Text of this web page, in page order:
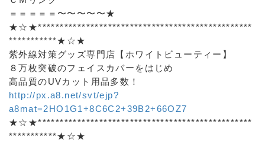
＝＝＝＝＝〜〜〜〜〜★
★☆★*************************************************
***********★☆★
紫外線対策グッズ専門店【ホワイトビューティー】
８万枚突破のフェイスカバーをはじめ
高品質のUVカット用品多数！
http://px.a8.net/svt/ejp?
a8mat=2HO1G1+8C6C2+39B2+66OZ7
★☆★*************************************************
***********★☆★